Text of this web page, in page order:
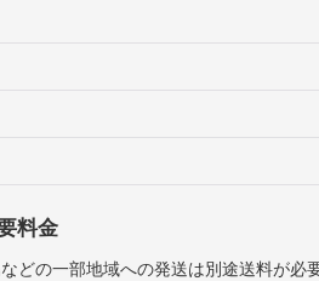
料金
どの一部地域への発送は別途送料が必要